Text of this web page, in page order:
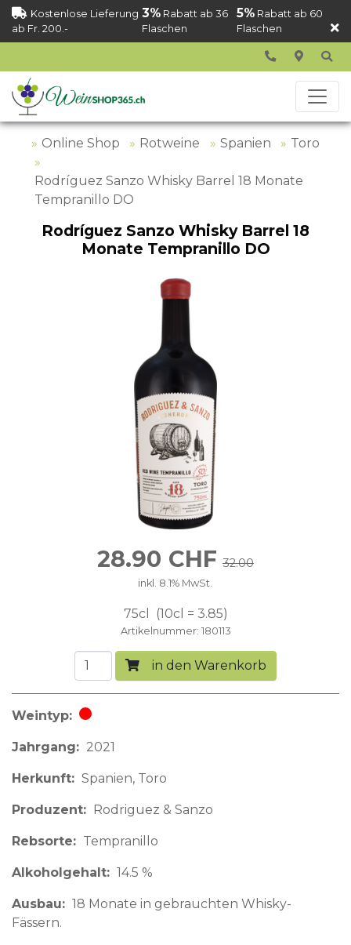
Kostenlose Lieferung
ab Fr. 200.-
3% Rabatt ab 36
Flaschen
5%Rabatt ab 60
Flaschen
Online Shop Rotweine Spanien Toro
Rodríguez Sanzo Whisky Barrel 18 Monate
Tempranillo DO
Rodríguez Sanzo Whisky Barrel 18
Monate Tempranillo DO
28.90 CHF 32.00
inkl. 8.1% MwSt.
75cl 10cl = 3.85
Artikelnummer 180113
in den Warenkorb
Weintyp Rotwein
Jahrgang 2021
Herkunft Spanien Toro
Produzent Rodriguez & Sanzo
Rebsorte Tempranillo
Alkoholgehalt 14.5 %
Ausbau
18 Monate in gebrauchten Whisky-
Fässern.